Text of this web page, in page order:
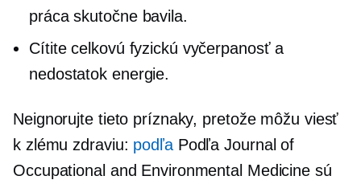
práca skutočne bavila.
Cítite celkovú fyzickú vyčerpanosť a
nedostatok energie.
Neignorujte tieto príznaky, pretože môžu viesť
k zlému zdraviu: podľaPodľa Journal of
Occupational and Environmental Medicine sú